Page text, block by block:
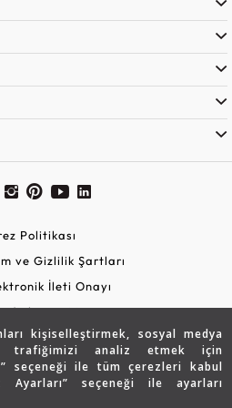
kişiselleştirmek, sosyal medya
trafiğimizi analiz etmek için
seçeneği ile tüm çerezleri kabul
Ayarları” seçeneği ile ayarları
Politikası
ve Gizlilik Şartları
İleti Onayı
Metni
Alışveriş